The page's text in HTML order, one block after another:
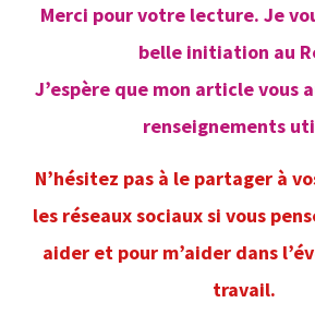
Merci pour votre lecture. Je
belle initiation au
J’espère que mon article vous
renseignements
N’hésitez pas à le partager à
les réseaux sociaux si vous
aider et pour m’aider dans
travail.